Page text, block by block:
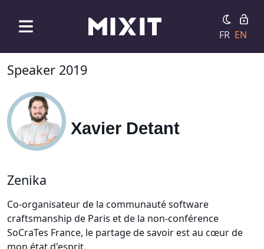
FR EN
Speaker 2019
Xavier Detant
Zenika
Co-organisateur de la communauté software
craftsmanship de Paris et de la non-conférence
SoCraTes France, le partage de savoir est au cœur de